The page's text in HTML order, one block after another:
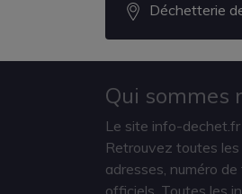
Déchetterie
Qui sommes
Le site info-
Retrouvez toutes
adresses, numéro
officiels. Toutes les